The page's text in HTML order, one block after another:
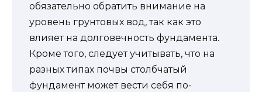
обязательно обратить внимание на
уровень грунтовых вод, так как это
влияет на долговечность фундамента.
Кроме того, следует учитывать, что на
разных типах почвы столбчатый
фундамент может вести себя по-